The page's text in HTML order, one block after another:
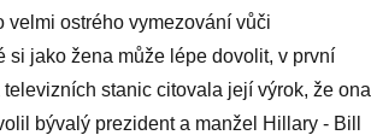
velmi ostrého vymezování vůči
jako žena může lépe dovolit, v první
stanic citovala její výrok, že ona
bývalý prezident a manžel Hillary - Bill